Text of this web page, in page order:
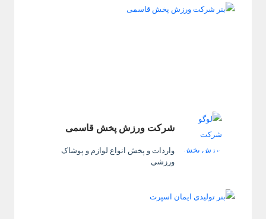
شرکت ورزش پخش قاسمی
واردات و پخش انواع لوازم و پوشاک
ورزشی